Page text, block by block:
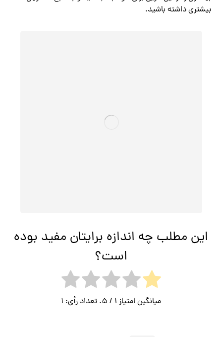
بیشتری داشته باشید.
این مطلب چه اندازه برایتان مفید بوده
است؟
میانگین امتیاز 1 / 5. تعداد رأی: 1